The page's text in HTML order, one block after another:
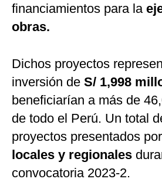
financiamientos para la
obras.
Dichos proyectos
inversión de S/ 1,998
beneficiarían a más de
de todo el Perú. Un total
proyectos presentados por
locales y regionales
convocatoria 2023-2.